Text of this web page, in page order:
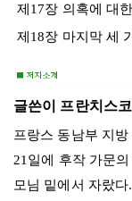
제17장 의혹에 대
제18장 마지막 세
글쓴이 프란치스
프랑스 동남부 지
21일에 후작 가문
모님 밑에서 자랐